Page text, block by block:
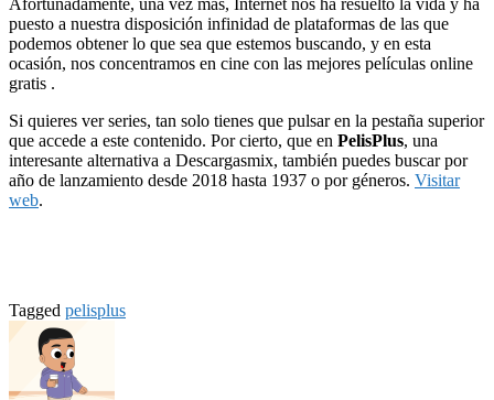
Afortunadamente, una vez más, Internet nos ha resuelto la vida y ha
puesto a nuestra disposición infinidad de plataformas de las que
podemos obtener lo que sea que estemos buscando, y en esta
ocasión, nos concentramos en cine con las mejores películas online
gratis .
Si quieres ver series, tan solo tienes que pulsar en la pestaña superior
que accede a este contenido. Por cierto, que en PelisPlus, una
interesante alternativa a Descargasmix, también puedes buscar por
año de lanzamiento desde 2018 hasta 1937 o por géneros. Visitar
web.
Tagged pelisplus